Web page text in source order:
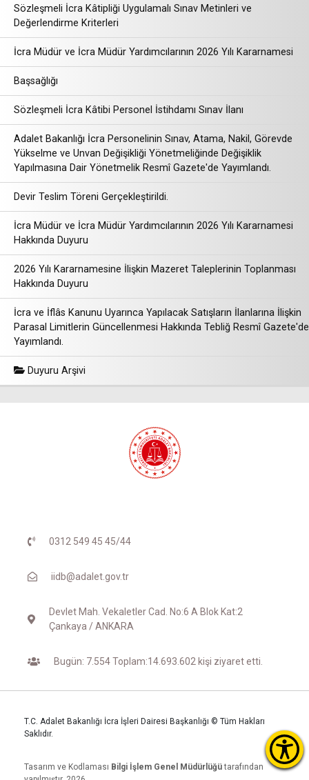
Sözleşmeli İcra Kâtipliği Uygulamalı Sınav Metinleri ve
Değerlendirme Kriterleri
İcra Müdür ve İcra Müdür Yardımcılarının 2026 Yılı Kararnamesi
Başsağlığı
Sözleşmeli İcra Kâtibi Personel İstihdamı Sınav İlanı
Adalet Bakanlığı İcra Personelinin Sınav, Atama, Nakil, Görevde
Yükselme ve Unvan Değişikliği Yönetmeliğinde Değişiklik
Yapılmasına Dair Yönetmelik Resmî Gazete'de Yayımlandı.
Devir Teslim Töreni Gerçekleştirildi.
İcra Müdür ve İcra Müdür Yardımcılarının 2026 Yılı Kararnamesi
Hakkında Duyuru
2026 Yılı Kararnamesine İlişkin Mazeret Taleplerinin Toplanması
Hakkında Duyuru
İcra ve İflâs Kanunu Uyarınca Yapılacak Satışların İlanlarına İlişkin
Parasal Limitlerin Güncellenmesi Hakkında Tebliğ Resmî Gazete'de
Yayımlandı.
Duyuru Arşivi
0312 549 45 45/44
iidb@adalet.gov.tr
Devlet Mah. Vekaletler Cad. No:6 A Blok Kat:2
Çankaya / ANKARA
Bugün: 7.554 Toplam:14.693.602 kişi ziyaret etti.
T.C. Adalet Bakanlığı İcra İşleri Dairesi Başkanlığı © Tüm Hakları
Saklıdır.
Tasarım ve Kodlaması Bilgi İşlem Genel Müdürlüğütarafından